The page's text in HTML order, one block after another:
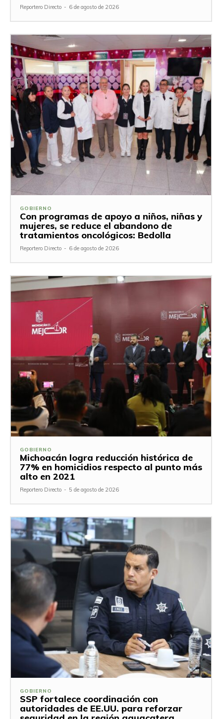
Reportero Directo - 6 de agosto de 2026
GOBIERNO
Con programas de apoyo a niños, niñas y
mujeres, se reduce el abandono de
tratamientos oncológicos: Bedolla
Reportero Directo - 6 de agosto de 2026
GOBIERNO
Michoacán logra reducción histórica de
77% en homicidios respecto al punto más
alto en 2021
Reportero Directo - 5 de agosto de 2026
GOBIERNO
SSP fortalece coordinación con
autoridades de EE.UU. para reforzar